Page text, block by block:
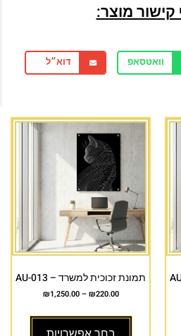
קישור מוצר:
וואטסאפ דוא״ל
תמונת זכוכית למשרד – AU-013
₪220.00
–
₪1,250.00